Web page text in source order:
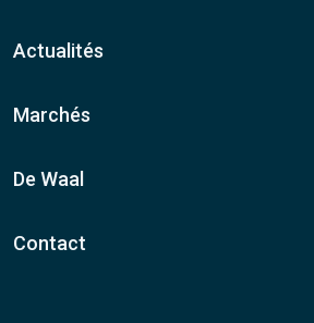
Actualités
Marchés
De Waal
Contact